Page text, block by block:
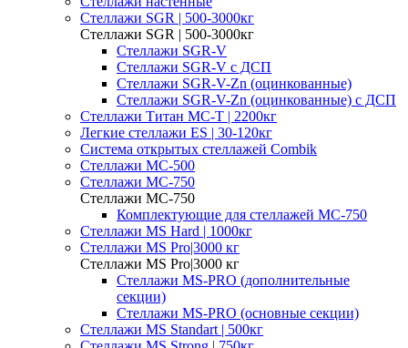
Cтеллажи SGR | 500-3000кг
Cтеллажи SGR | 500-3000кг
Стеллажи SGR-V
Стеллажи SGR-V с ДСП
Стеллажи SGR-V-Zn (оцинкованные)
Стеллажи SGR-V-Zn (оцинкованные) с ДСП
Cтеллажи Титан МС-Т | 2200кг
Легкие стеллажи ES | 30-120кг
Система открытых стеллажей Combik
Стеллажи MC-500
Стеллажи MC-750
Стеллажи MC-750
Комплектующие для стеллажей МС-750
Стеллажи MS Hard | 1000кг
Стеллажи MS Pro|3000 кг
Стеллажи MS Pro|3000 кг
Стеллажи MS-PRO (дополнительные
секции)
Стеллажи MS-PRO (основные секции)
Стеллажи MS Standart | 500кг